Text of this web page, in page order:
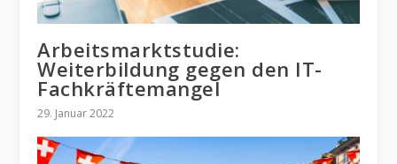
Arbeitsmarktstudie:
Weiterbildung gegen den IT-
Fachkräftemangel
29. Januar 2022